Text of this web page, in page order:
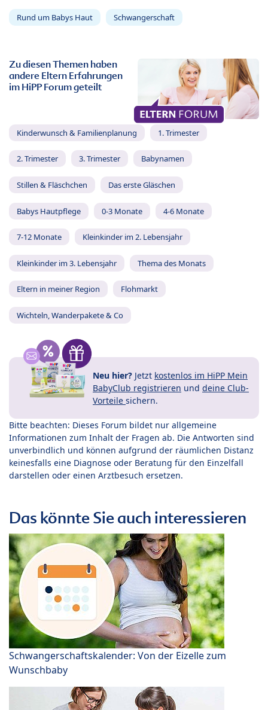
Rund um Babys Haut Schwangerschaft
Zu diesen Themen haben
andere Eltern Erfahrungen
im HiPP Forum geteilt
Kinderwunsch & Familienplanung 1. Trimester
2. Trimester 3. Trimester Babynamen
Stillen & Fläschchen Das erste Gläschen
Babys Hautpflege 0-3 Monate 4-6 Monate
7-12 Monate Kleinkinder im 2. Lebensjahr
Kleinkinder im 3. Lebensjahr Thema des Monats
Eltern in meiner Region Flohmarkt
Wichteln, Wanderpakete & Co
Neu hier? Jetzt kostenlos im HiPP Mein
BabyClub registrieren und deine Club-
Vorteile sichern.
Bitte beachten: Dieses Forum bildet nur allgemeine
Informationen zum Inhalt der Fragen ab. Die Antworten sind
unverbindlich und können aufgrund der räumlichen Distanz
keinesfalls eine Diagnose oder Beratung für den Einzelfall
darstellen oder einen Arztbesuch ersetzen.
Das könnte Sie auch interessieren
Schwangerschaftskalender: Von der Eizelle zum
Wunschbaby